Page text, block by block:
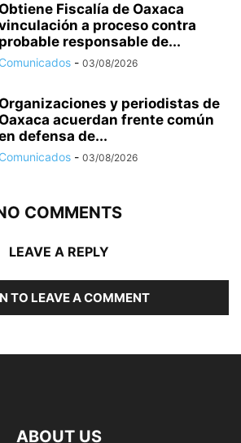
Fiscalía de Oaxaca
a proceso contra
probable responsable de...
Comunicados - 03/08/2026
y periodistas de
acuerdan frente común
defensa de...
Comunicados - 03/08/2026
COMMENTS
LEAVE A REPLY
TO LEAVE A COMMENT
ABOUT US